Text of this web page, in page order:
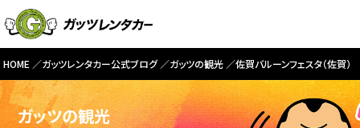
HOME ガッツレンタカー公式ブログ ガッツの観光 佐賀バルーンフェスタ（佐賀）
ガッツの観光